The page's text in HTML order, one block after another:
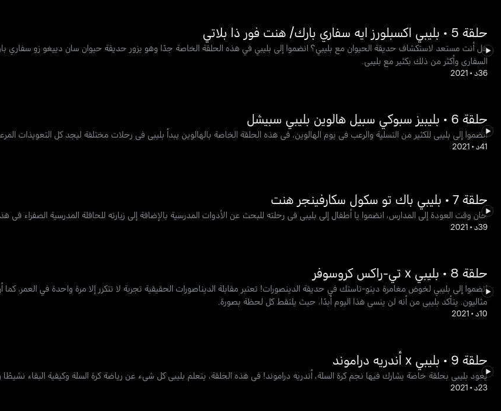
حلقة 5 • بليبي اكسبلورز ايه سفاري بارك/ هنت فور ذا بلاتي
هل أنت مستعد لاستكشاف حديقة الحيوان مع بليبي؟ انضموا إلى بليبي في هذه الحلقة الخاصة جدًا وهو يزور حديقة حيوان سان دييغو زو سفاري
السفاري وأكثر من ذلك بكثير مع بليبي.
36د •
2021
حلقة 6 • بليبيز سبوكي سبيل هالوين بليبي سبيشل
انضموا إلى بليبي للكثير من التسلية والرعب في يوم الهالوين، في هذه الحلقة الخاصة بالهالوين يبدأ بليبي في رحلات مختلفة ليجد كل التعويذات
41د •
2021
حلقة 7 • بليبي باك تو سكول سكارفينجر هنت
حان وقت العودة إلى المدارس، انضموا يا أطفال إلى بليبي في رحلته للبحث عن الأدوات المدرسية بالإضافة إلى زيارته للحافلة المدرسية الصفراء في
39د •
2021
حلقة 8 • بليبي x تي-راكس كروسوفر
انضموا إلى بليبي لخوض مغامرة دينو-تاستك في حديقة الدينصورات! تعتبر مقابلة الديناصورات الحقيقية تجربة لا تتكرر إلا مرة واحدة في العمر،
مثاليون. يتأكد بليبي من أنه لن ينسى هذا اليوم أبدًا، حيث يلتقط كل لحظة بصورة.
10د •
2021
حلقة 9 • بليبي x أندريه دراموند
يعود بليبي بحلقة خاصة يشارك فيها نجم كرة السلة، أندريه دراموند! في هذه الحلقة، يتعلم بليبي كل شيء عن رياضة كرة السلة وكيفية البقاء
23د •
2021